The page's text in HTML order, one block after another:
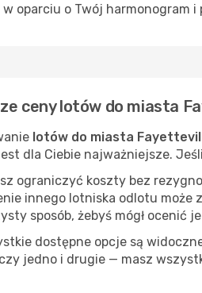
w oparciu o Twój
ceny lotów do miasta
lotów do miasta
dla Ciebie najważniejsze.
ograniczyć koszty bez
innego lotniska odlotu może
sposób, żebyś mógł ocenić
dostępne opcje są
jedno i drugie — masz